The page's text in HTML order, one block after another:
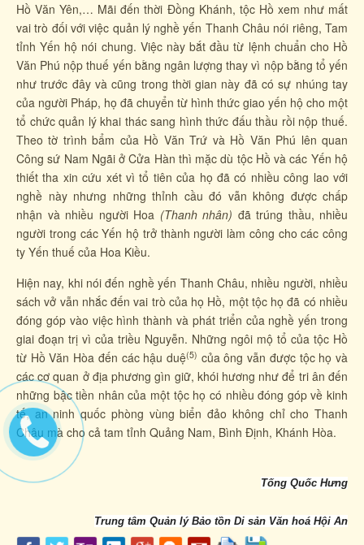
Hồ Văn Yên,… Mãi đến thời Đồng Khánh, tộc Hồ xem như mất
vai trò đối với việc quản lý nghề yến Thanh Châu nói riêng, Tam
tỉnh Yến hộ nói chung. Việc này bắt đầu từ lệnh chuẩn cho Hồ
Văn Phú nộp thuế yến bằng ngân lượng thay vì nộp bằng tổ yến
như trước đây và cũng trong thời gian này đã có sự nhúng tay
của người Pháp, họ đã chuyển từ hình thức giao yến hộ cho một
tổ chức quản lý khai thác sang hình thức đấu thầu rồi nộp thuế.
Theo tờ trình bẩm của Hồ Văn Trứ và Hồ Văn Phú lên quan
Công sứ Nam Ngãi ở Cửa Hàn thì mặc dù tộc Hồ và các Yến hộ
thiết tha xin cứu xét vì tổ tiên của họ đã có nhiều công lao với
nghề này nhưng những thỉnh cầu đó vẫn không được chấp
nhận và nhiều người Hoa (Thanh nhân) đã trúng thầu, nhiều
người trong các Yến hộ trở thành người làm công cho các công
ty Yến thuế của Hoa Kiều.
Hiện nay, khi nói đến nghề yến Thanh Châu, nhiều người, nhiều
sách vở vẫn nhắc đến vai trò của họ Hồ, một tộc họ đã có nhiều
đóng góp vào việc hình thành và phát triển của nghề yến trong
giai đoạn trị vì của triều Nguyễn. Những ngôi mộ tổ của tộc Hồ
từ Hồ Văn Hòa đến các hậu duệ(5) của ông vẫn được tộc họ và
các cơ quan ở địa phương gìn giữ, khói hương như để tri ân đến
những bậc tiền nhân của một tộc họ có nhiều đóng góp về kinh
tế, an ninh quốc phòng vùng biển đảo không chỉ cho Thanh
Châu mà cho cả tam tỉnh Quảng Nam, Bình Định, Khánh Hòa.
Tống Quốc Hưng
Trung tâm Quản lý Bảo tồn Di sản Văn hoá Hội An